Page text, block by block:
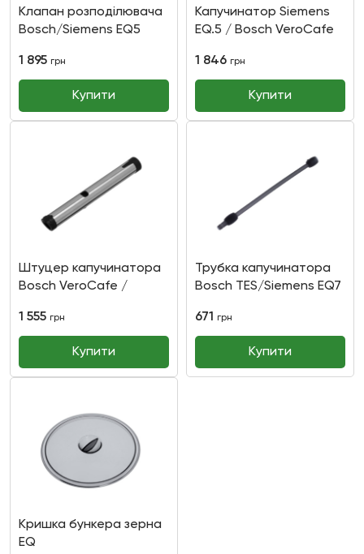
Клапан розподілювача
Bosch/Siemens EQ5
1 895 грн
Купити
Капучинатор Siemens
EQ.5 / Bosch VeroCafe
1 846 грн
Купити
Штуцер капучинатора
Bosch VeroCafe /
1 555 грн
Купити
Трубка капучинатора
Bosch TES/Siemens EQ7
671 грн
Купити
Кришка бункера зерна
EQ